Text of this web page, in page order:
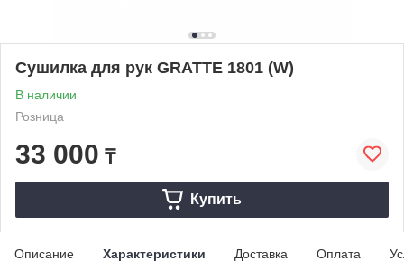
Сушилка для рук GRATTE 1801 (W)
В наличии
Розница
33 000 ₸
Купить
Описание Характеристики Доставка Оплата